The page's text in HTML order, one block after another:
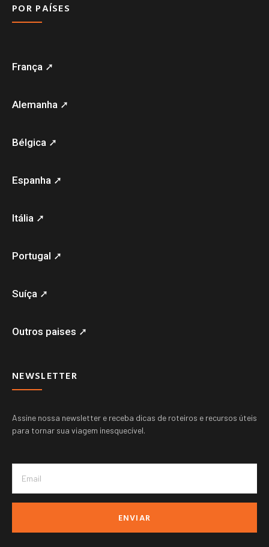
POR PAÍSES
França ➚
Alemanha ➚
Bélgica ➚
Espanha ➚
Itália ➚
Portugal ➚
Suíça ➚
Outros paises ➚
NEWSLETTER
Assine nossa newsletter e receba dicas de roteiros e recursos úteis
para tornar sua viagem inesquecível.
ENVIAR